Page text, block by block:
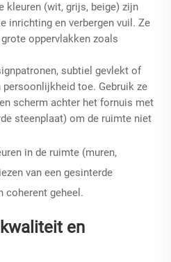
kleuren (wit, grijs, beige) zijn
inrichting en verbergen vuil. Ze
oppervlakken zoals
subtiel gevlekt of
toe. Gebruik ze
scherm achter het fornuis met
steenplaat) om de ruimte niet
in de ruimte (muren,
van een gesinterde
coherent geheel.
en